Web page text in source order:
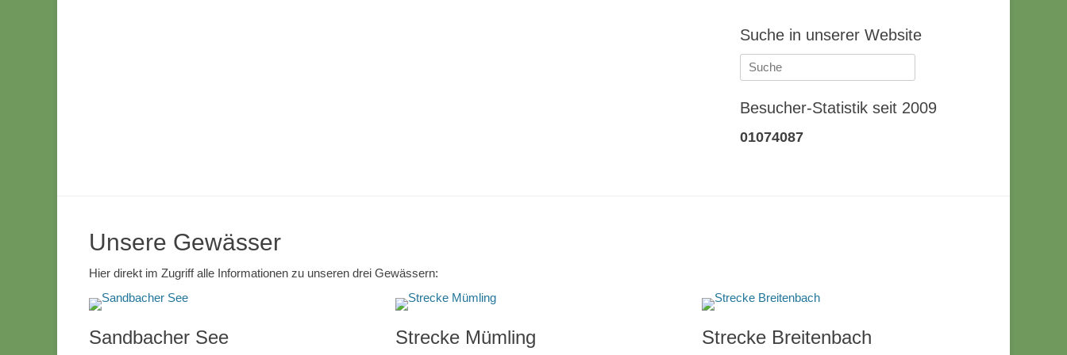
Suche in unserer Website
Suche
nach:
Besucher-Statistik seit 2009
01074087
Unsere Gewässer
Hier direkt im Zugriff alle Informationen zu unseren drei Gewässern:
Sandbacher See Strecke Mümling Strecke Breitenbach